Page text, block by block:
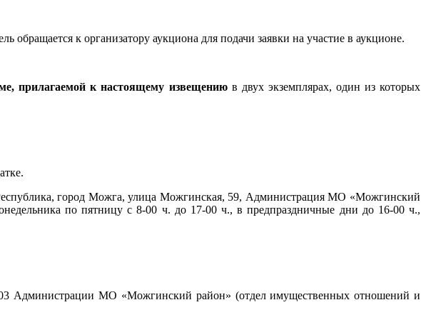
обращается к организатору аукциона для подачи заявки на участие в аукционе.
прилагаемой к настоящему извещениюв двух экземплярах, один из которых
город Можга, улица Можгинская, 59, Администрация МО «Можгинский
по пятницу с 8-00 ч. до 17-00 ч., в предпраздничные дни до 16-00 ч.,
Администрации МО «Можгинский район» (отдел имущественных отношений и